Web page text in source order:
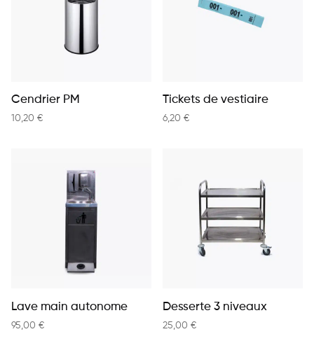
Cendrier PM
10,20 €
Tickets de vestiaire
6,20 €
Lave main autonome
95,00 €
Desserte 3 niveaux
25,00 €